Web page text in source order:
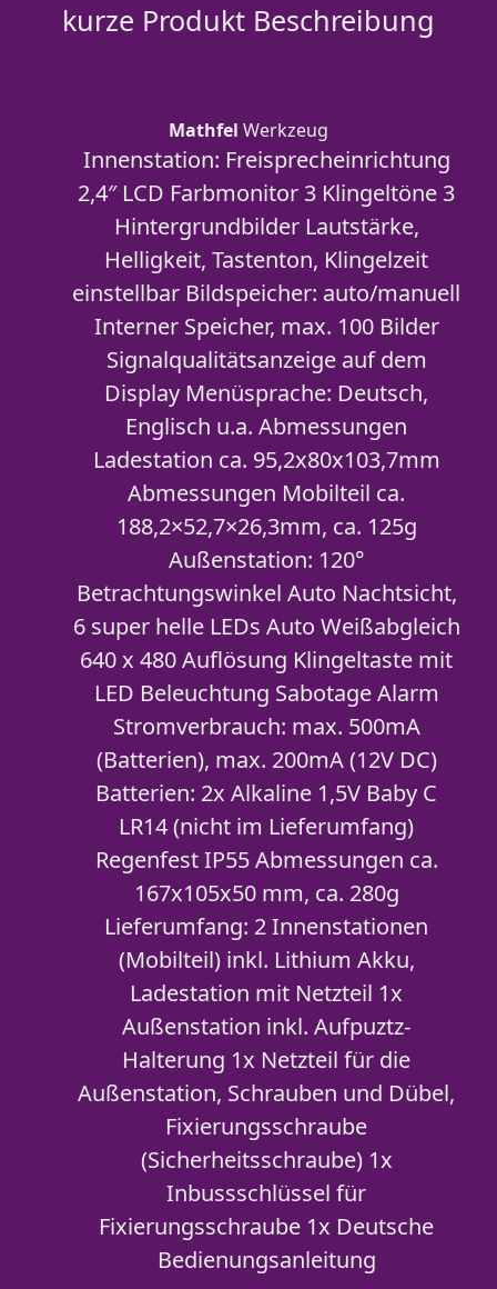
kurze Produkt Beschreibung
Mathfel Werkzeug
Innenstation: Freisprecheinrichtung
2,4″ LCD Farbmonitor 3 Klingeltöne 3
Hintergrundbilder Lautstärke,
Helligkeit, Tastenton, Klingelzeit
einstellbar Bildspeicher: auto/manuell
Interner Speicher, max. 100 Bilder
Signalqualitätsanzeige auf dem
Display Menüsprache: Deutsch,
Englisch u.a. Abmessungen
Ladestation ca. 95,2x80x103,7mm
Abmessungen Mobilteil ca.
188,2×52,7×26,3mm, ca. 125g
Außenstation: 120°
Betrachtungswinkel Auto Nachtsicht,
6 super helle LEDs Auto Weißabgleich
640 x 480 Auflösung Klingeltaste mit
LED Beleuchtung Sabotage Alarm
Stromverbrauch: max. 500mA
(Batterien), max. 200mA (12V DC)
Batterien: 2x Alkaline 1,5V Baby C
LR14 (nicht im Lieferumfang)
Regenfest IP55 Abmessungen ca.
167x105x50 mm, ca. 280g
Lieferumfang: 2 Innenstationen
(Mobilteil) inkl. Lithium Akku,
Ladestation mit Netzteil 1x
Außenstation inkl. Aufpuztz-
Halterung 1x Netzteil für die
Außenstation, Schrauben und Dübel,
Fixierungsschraube
(Sicherheitsschraube) 1x
Inbussschlüssel für
Fixierungsschraube 1x Deutsche
Bedienungsanleitung